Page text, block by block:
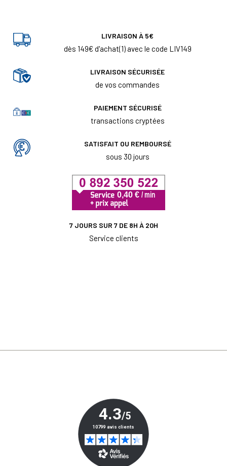
LIVRAISON À 5€
dès 149€ d'achat(1) avec le code LIV149
LIVRAISON SÉCURISÉE
de vos commandes
PAIEMENT SÉCURISÉ
transactions cryptées
SATISFAIT OU REMBOURSÉ
sous 30 jours
7 JOURS SUR 7 DE 8H À 20H
Service clients